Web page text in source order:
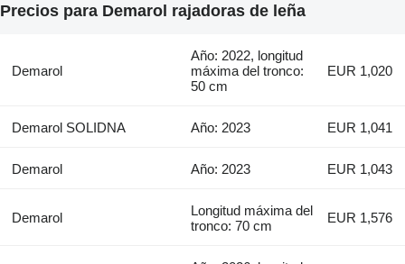
Precios para Demarol rajadoras de leña
Demarol
Año: 2022, longitud
máxima del tronco:
50 cm
EUR 1,020
Demarol SOLIDNA Año: 2023 EUR 1,041
Demarol Año: 2023 EUR 1,043
Demarol
Longitud máxima del
tronco: 70 cm
EUR 1,576